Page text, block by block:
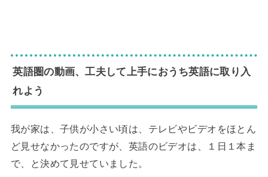
英語圏の動画、工夫して上手におうち英語に取り入
れよう
我が家は、子供が小さい頃は、テレビやビデオをほとん
ど見せなかったのですが、英語のビデオは、１日１本ま
で、と決めて見せていました。